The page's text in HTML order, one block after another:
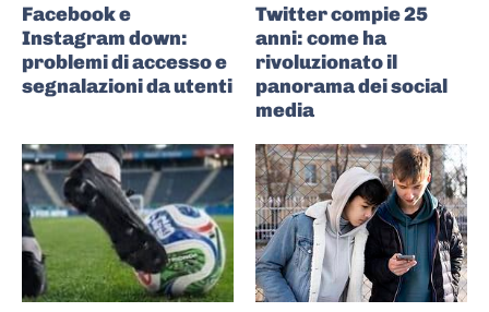
Facebook e
Instagram down:
problemi di accesso e
segnalazioni da utenti
Twitter compie 25
anni: come ha
rivoluzionato il
panorama dei social
media